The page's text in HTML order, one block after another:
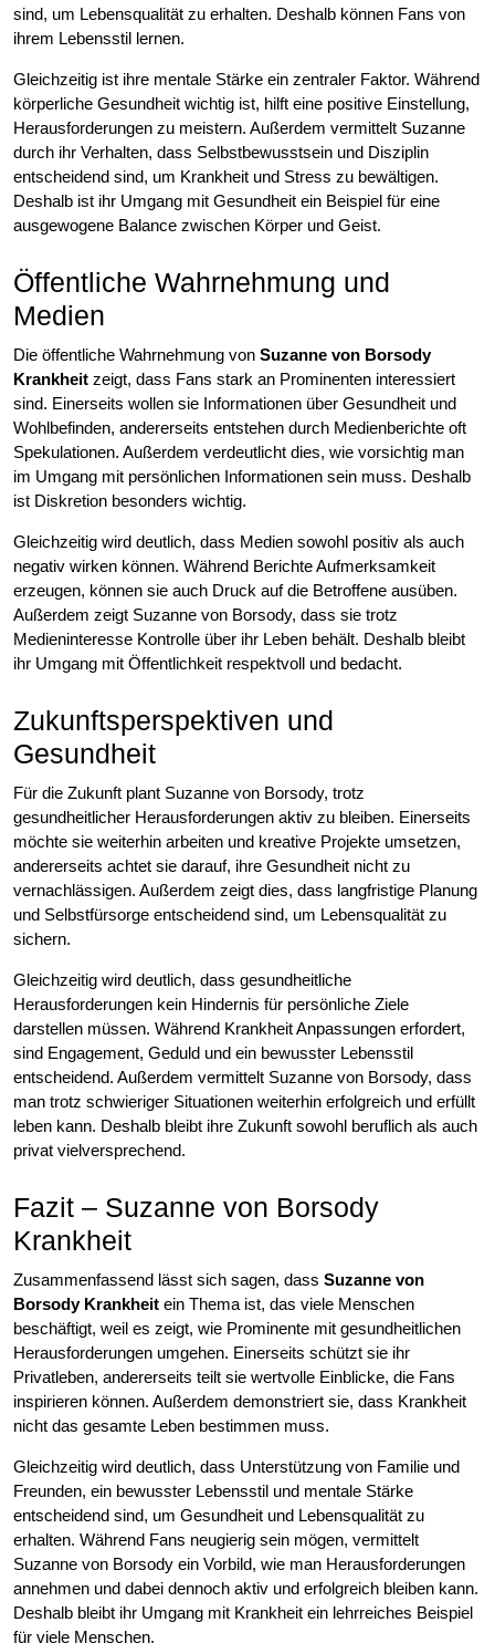
sind, um Lebensqualität zu erhalten. Deshalb können Fans von
ihrem Lebensstil lernen.
Gleichzeitig ist ihre mentale Stärke ein zentraler Faktor. Während
körperliche Gesundheit wichtig ist, hilft eine positive Einstellung,
Herausforderungen zu meistern. Außerdem vermittelt Suzanne
durch ihr Verhalten, dass Selbstbewusstsein und Disziplin
entscheidend sind, um Krankheit und Stress zu bewältigen.
Deshalb ist ihr Umgang mit Gesundheit ein Beispiel für eine
ausgewogene Balance zwischen Körper und Geist.
Öffentliche Wahrnehmung und
Medien
Die öffentliche Wahrnehmung von Suzanne von Borsody
Krankheit zeigt, dass Fans stark an Prominenten interessiert
sind. Einerseits wollen sie Informationen über Gesundheit und
Wohlbefinden, andererseits entstehen durch Medienberichte oft
Spekulationen. Außerdem verdeutlicht dies, wie vorsichtig man
im Umgang mit persönlichen Informationen sein muss. Deshalb
ist Diskretion besonders wichtig.
Gleichzeitig wird deutlich, dass Medien sowohl positiv als auch
negativ wirken können. Während Berichte Aufmerksamkeit
erzeugen, können sie auch Druck auf die Betroffene ausüben.
Außerdem zeigt Suzanne von Borsody, dass sie trotz
Medieninteresse Kontrolle über ihr Leben behält. Deshalb bleibt
ihr Umgang mit Öffentlichkeit respektvoll und bedacht.
Zukunftsperspektiven und
Gesundheit
Für die Zukunft plant Suzanne von Borsody, trotz
gesundheitlicher Herausforderungen aktiv zu bleiben. Einerseits
möchte sie weiterhin arbeiten und kreative Projekte umsetzen,
andererseits achtet sie darauf, ihre Gesundheit nicht zu
vernachlässigen. Außerdem zeigt dies, dass langfristige Planung
und Selbstfürsorge entscheidend sind, um Lebensqualität zu
sichern.
Gleichzeitig wird deutlich, dass gesundheitliche
Herausforderungen kein Hindernis für persönliche Ziele
darstellen müssen. Während Krankheit Anpassungen erfordert,
sind Engagement, Geduld und ein bewusster Lebensstil
entscheidend. Außerdem vermittelt Suzanne von Borsody, dass
man trotz schwieriger Situationen weiterhin erfolgreich und erfüllt
leben kann. Deshalb bleibt ihre Zukunft sowohl beruflich als auch
privat vielversprechend.
Fazit – Suzanne von Borsody
Krankheit
Zusammenfassend lässt sich sagen, dass Suzanne von
Borsody Krankheit ein Thema ist, das viele Menschen
beschäftigt, weil es zeigt, wie Prominente mit gesundheitlichen
Herausforderungen umgehen. Einerseits schützt sie ihr
Privatleben, andererseits teilt sie wertvolle Einblicke, die Fans
inspirieren können. Außerdem demonstriert sie, dass Krankheit
nicht das gesamte Leben bestimmen muss.
Gleichzeitig wird deutlich, dass Unterstützung von Familie und
Freunden, ein bewusster Lebensstil und mentale Stärke
entscheidend sind, um Gesundheit und Lebensqualität zu
erhalten. Während Fans neugierig sein mögen, vermittelt
Suzanne von Borsody ein Vorbild, wie man Herausforderungen
annehmen und dabei dennoch aktiv und erfolgreich bleiben kann.
Deshalb bleibt ihr Umgang mit Krankheit ein lehrreiches Beispiel
für viele Menschen.